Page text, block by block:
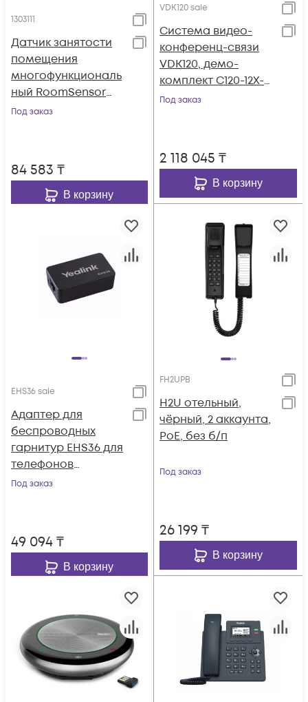
1303111
Датчик занятости
помещения
многофункциональ
ный RoomSensor
(AMS - 2 года)
Под заказ
84 583 ₸
В корзину
VDK120 sale
Система видео-
конференц-связи
VDK120, демо-
комплект C120-12X-
VCP41-8way,8
Под заказ
2 118 045 ₸
В корзину
EHS36 sale
Адаптер для
беспроводных
гарнитур EHS36 для
телефонов
T4S/T40G(P)/T29G/T2
Под заказ
49 094₸
В корзину
FH2UPB
H2U отельный,
чёрный, 2 аккаунта,
PoE, без б/п
Под заказ
26 199 ₸
В корзину